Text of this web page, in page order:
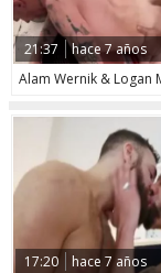
21:37 hace 7 años
17:20 hace 7 años